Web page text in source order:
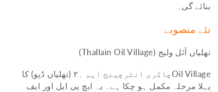
بنائے گی۔
نئے منصوبے
تھلیاں آئل ولیج (Thallain Oil Village)
Oil Villageچاکری انٹرچینج ایم ۔۲ (تھلیاں ڈپو) کا
پہلا مرحلہ مکمل ہو چکا ہے۔ یہ ایچ پی ایل اور ایف